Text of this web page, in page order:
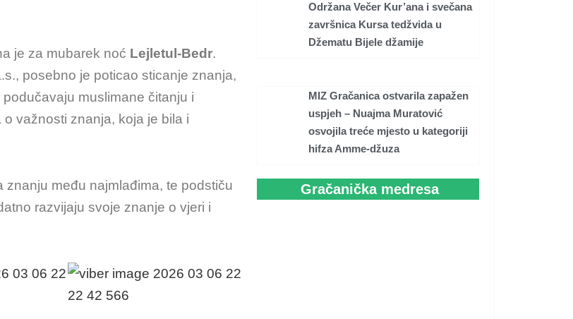
je za mubarek noć Lejletul-Bedr.
posebno je poticao sticanje znanja,
muslimane čitanju i
važnosti znanja, koja je bila i
među najmlađima, te podstiču
razvijaju svoje znanje o vjeri i
Održana Večer Kur’ana i svečana
završnica Kursa tedžvida u
Džematu Bijele džamije
MIZ Gračanica ostvarila zapažen
uspjeh – Nuajma Muratović
osvojila treće mjesto u kategoriji
hifza Amme-džuza
Gračanička medresa